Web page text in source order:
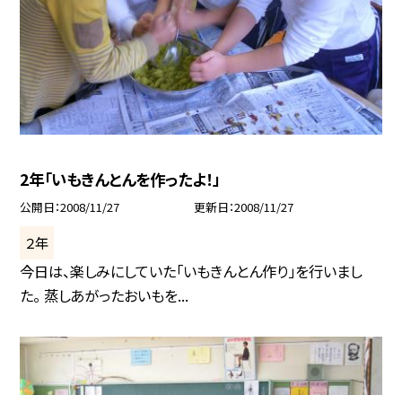
2年「いもきんとんを作ったよ！」
公開日 2008/11/27 更新日 2008/11/27
２年
今日は、楽しみにしていた「いもきんとん作り」を行いまし
た。 蒸しあがったおいもを...